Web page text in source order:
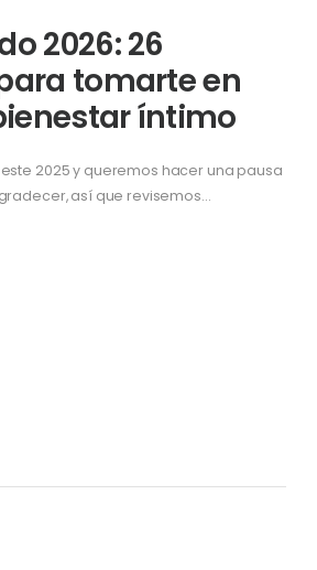
2026: 26
tomarte en
íntimo
2025 y queremos hacer una pausa
así que revisemos…